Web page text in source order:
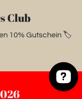
Club
10% Gutschein 🏷️